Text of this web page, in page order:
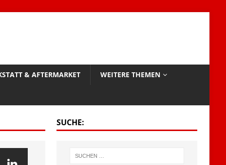
& AFTERMARKET WEITERE THEMEN
SUCHE: